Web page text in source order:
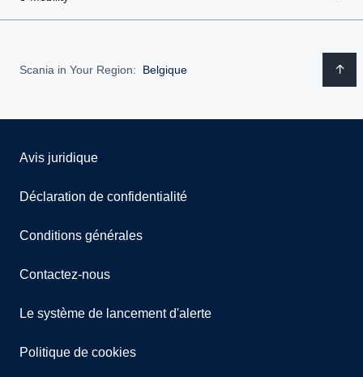
Scania in Your Region: Belgique
Avis juridique
Déclaration de confidentialité
Conditions générales
Contactez-nous
Le système de lancement d'alerte
Politique de cookies